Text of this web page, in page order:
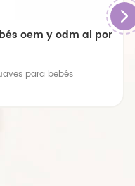
oem y odm al por
para bebés